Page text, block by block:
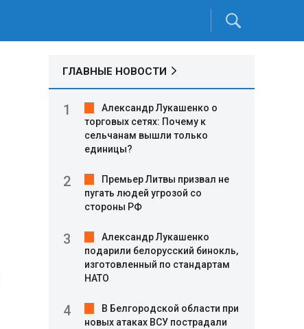
ГЛАВНЫЕ НОВОСТИ
Александр Лукашенко о
торговых сетях: Почему к
сельчанам вышли только
единицы?
Премьер Литвы призвал не
пугать людей угрозой со
стороны РФ
Александр Лукашенко
подарили белорусский бинокль,
изготовленный по стандартам
НАТО
В Белгородской области при
новых атаках ВСУ пострадали